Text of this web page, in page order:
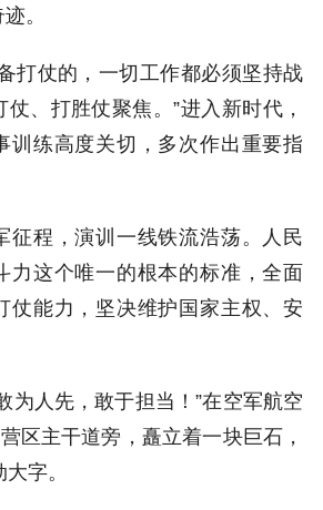
。
仗的，一切工作都必须坚持战
、打胜仗聚焦。”进入新时代，
训练高度关切，多次作出重要指
程，演训一线铁流浩荡。人民
力这个唯一的根本的标准，全面
仗能力，坚决维护国家主权、安
人先，敢于担当！”在空军航空
区主干道旁，矗立着一块巨石，
字。